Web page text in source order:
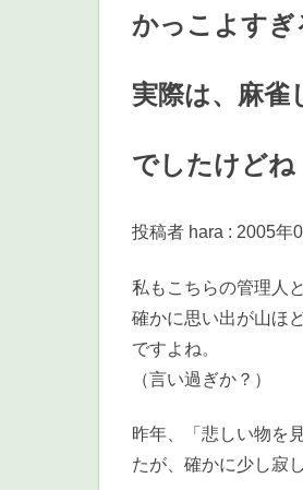
かっこよすぎ
実際は、麻雀
でしたけどね
投稿者 hara : 2005年
私もこちらの管理人
確かに思い出が山ほ
ですよね。
（言い過ぎか？）
昨年、「悲しい物を
たが、確かに少し寂